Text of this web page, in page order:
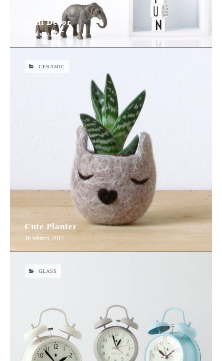
16 febrero, 2017
Wall Decor
16 febrero, 2017
Cute Planter
CERAMIC
GLASS